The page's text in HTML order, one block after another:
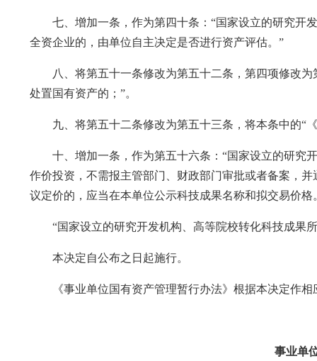
七、增加一条，作为第四十条：“国家设立的研究开
全资企业的，由单位自主决定是否进行资产评估。”
八、将第五十一条修改为第五十二条，第四项修改为
处置国有资产的；”。
九、将第五十二条修改为第五十三条，将本条中的“《
十、增加一条，作为第五十六条：“国家设立的研究
作价投资，不需报主管部门、财政部门审批或者备案，
议定价的，应当在本单位公示科技成果名称和拟交易价格
“国家设立的研究开发机构、高等院校转化科技成果
本决定自公布之日起施行。
《事业单位国有资产管理暂行办法》根据本决定作相
事业单